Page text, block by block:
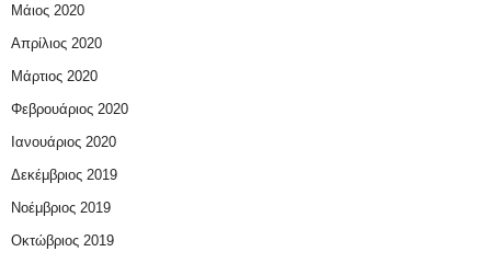
Μάιος 2020
Απρίλιος 2020
Μάρτιος 2020
Φεβρουάριος 2020
Ιανουάριος 2020
Δεκέμβριος 2019
Νοέμβριος 2019
Οκτώβριος 2019